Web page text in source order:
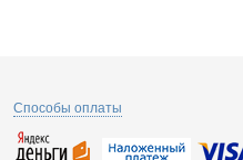
Способы оплаты